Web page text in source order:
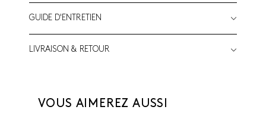
GUIDE D'ENTRETIEN
LIVRAISON & RETOUR
VOUS AIMEREZ AUSSI